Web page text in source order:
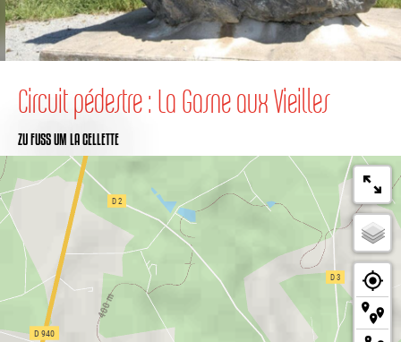
Circuit pédestre : La Gasne aux Vieilles
ZU FUSS UM LA CELLETTE